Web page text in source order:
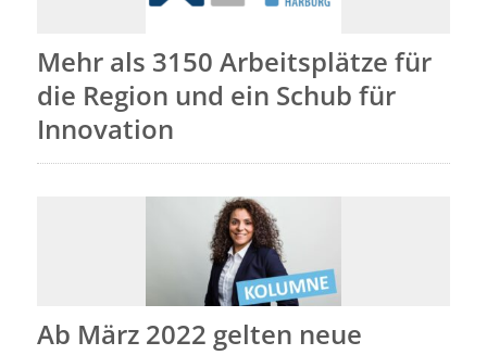
Mehr als 3150 Arbeitsplätze für
die Region und ein Schub für
Innovation
Ab März 2022 gelten neue